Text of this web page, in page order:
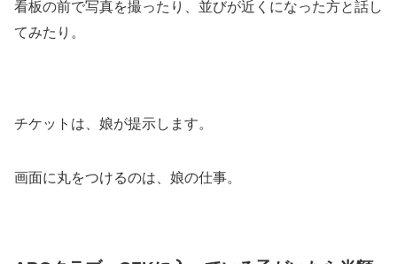
看板の前で写真を撮ったり、並びが近くになった方と話し
てみたり。
チケットは、娘が提示します。
画面に丸をつけるのは、娘の仕事。